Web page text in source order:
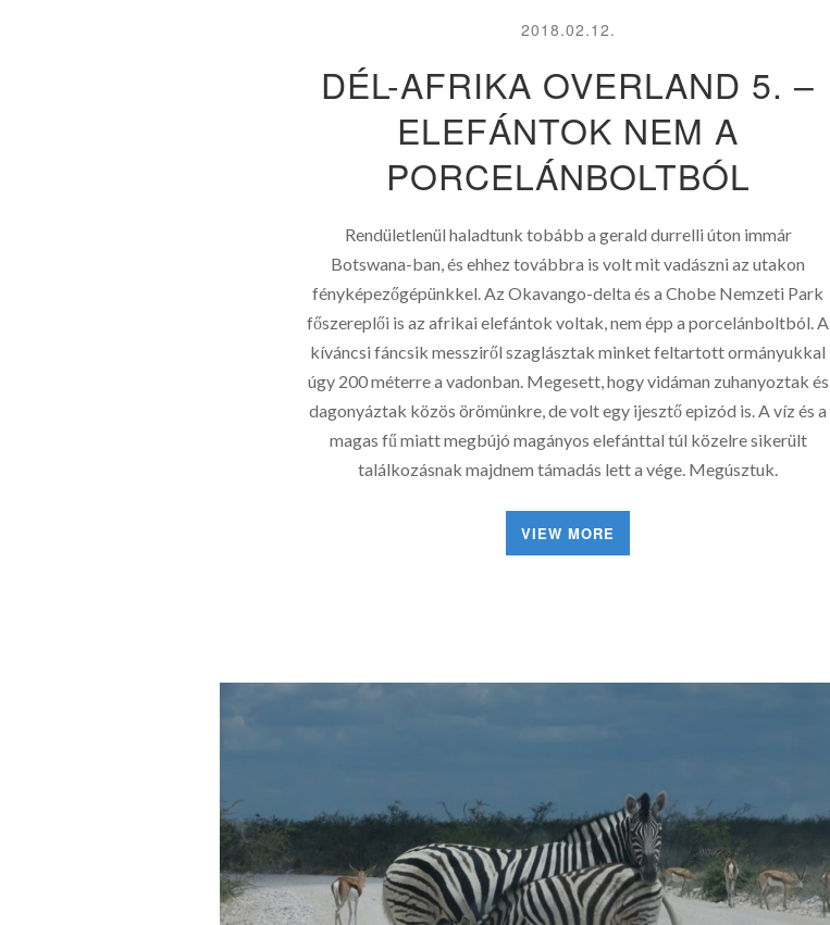
2018.02.12.
DÉL-AFRIKA OVERLAND 5. –
ELEFÁNTOK NEM A
PORCELÁNBOLTBÓL
Rendületlenül haladtunk tobább a gerald durrelli úton immár
Botswana-ban, és ehhez továbbra is volt mit vadászni az utakon
fényképezőgépünkkel. Az Okavango-delta és a Chobe Nemzeti Park
főszereplői is az afrikai elefántok voltak, nem épp a porcelánboltból. A
kíváncsi fáncsik messziről szaglásztak minket feltartott ormányukkal
úgy 200 méterre a vadonban. Megesett, hogy vidáman zuhanyoztak és
dagonyáztak közös örömünkre, de volt egy ijesztő epizód is. A víz és a
magas fű miatt megbújó magányos elefánttal túl közelre sikerült
találkozásnak majdnem támadás lett a vége. Megúsztuk.
VIEW MORE